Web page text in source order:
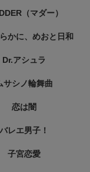
（マダー）
かに、めおと日和
Dr.アシュラ
サシノ輪舞曲
恋は闇
バレエ男子！
子宮恋愛